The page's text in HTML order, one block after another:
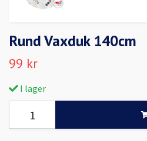
Rund Vaxduk 140cm
99 kr
I lager